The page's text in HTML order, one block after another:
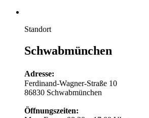
Standort
Schwabmünchen
Adresse:
Ferdinand-Wagner-Straße 10
86830 Schwabmünchen
Öffnungszeiten: